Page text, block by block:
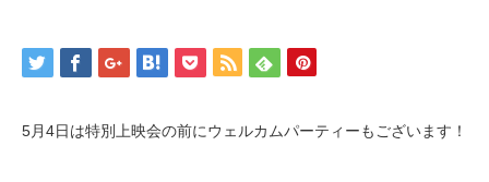
5月4日は特別上映会の前にウェルカムパーティーもございます！
プロフィール
よっちゃんに伝言